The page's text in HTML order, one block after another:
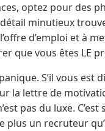
optez pour des
détail minutieux
d’emploi et à
que vous êtes LE
S’il vous
la lettre de
pas du luxe.
plus un recruteur